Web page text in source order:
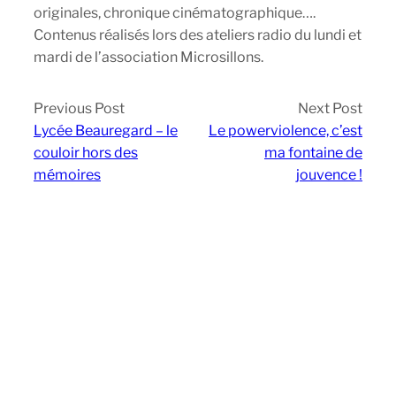
originales, chronique cinématographique….
Contenus réalisés lors des ateliers radio du lundi et
mardi de l’association Microsillons.
Previous Post
Lycée Beauregard – le
couloir hors des
mémoires
Next Post
Le powerviolence, c’est
ma fontaine de
jouvence !